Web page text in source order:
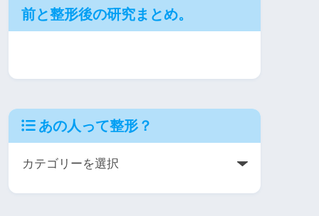
前と整形後の研究まとめ。
あの人って整形？